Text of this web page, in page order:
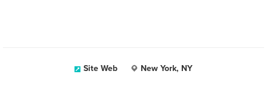
Site Web New York, NY